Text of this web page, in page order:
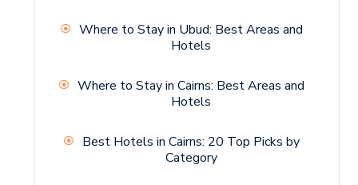
Where to Stay in Ubud: Best Areas and
Hotels
Where to Stay in Cairns: Best Areas and
Hotels
Best Hotels in Cairns: 20 Top Picks by
Category